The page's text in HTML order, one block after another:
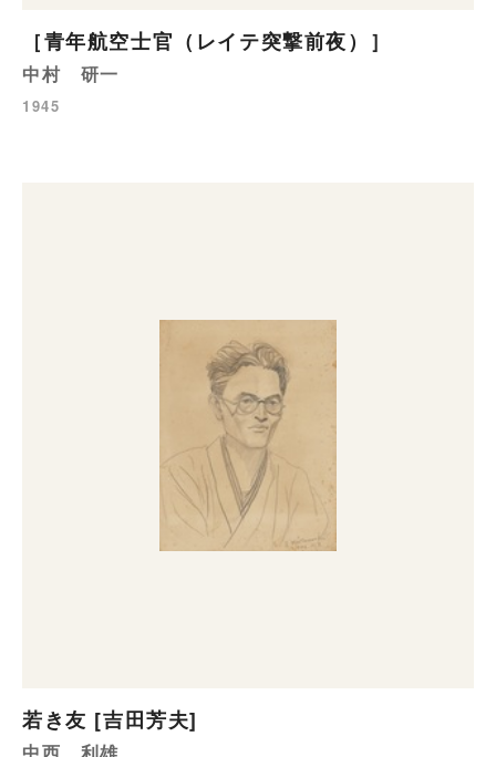
［青年航空士官（レイテ突撃前夜）］
中村 研一
1945
若き友 [吉田芳夫]
中西 利雄